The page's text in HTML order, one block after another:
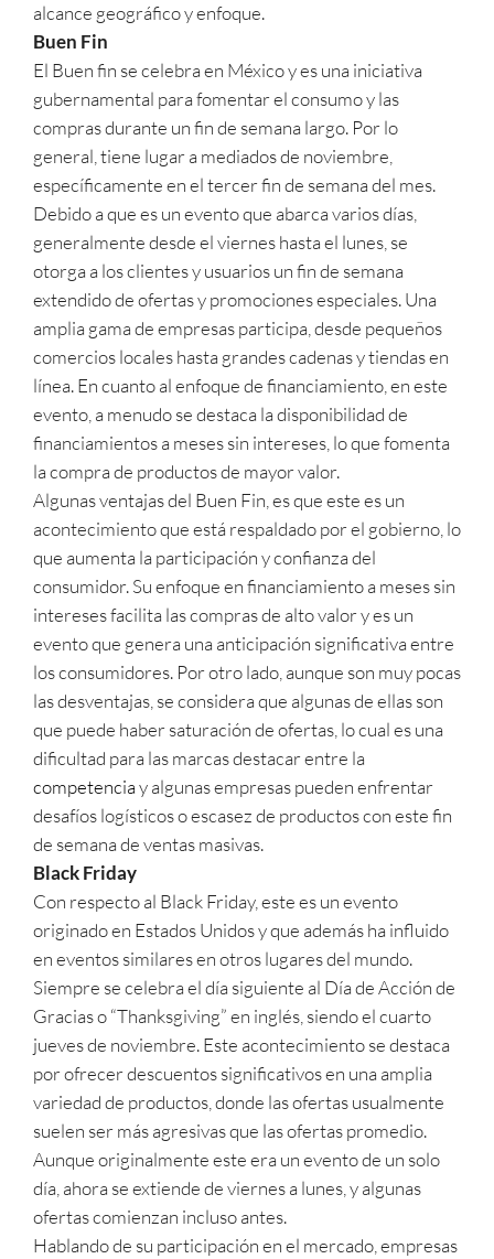
alcance geográfico y enfoque.
Buen Fin
El Buen fin se celebra en México y es una iniciativa
gubernamental para fomentar el consumo y las
compras durante un fin de semana largo. Por lo
general, tiene lugar a mediados de noviembre,
específicamente en el tercer fin de semana del mes.
Debido a que es un evento que abarca varios días,
generalmente desde el viernes hasta el lunes, se
otorga a los clientes y usuarios un fin de semana
extendido de ofertas y promociones especiales. Una
amplia gama de empresas participa, desde pequeños
comercios locales hasta grandes cadenas y tiendas en
línea. En cuanto al enfoque de financiamiento, en este
evento, a menudo se destaca la disponibilidad de
financiamientos a meses sin intereses, lo que fomenta
la compra de productos de mayor valor.
Algunas ventajas del Buen Fin, es que este es un
acontecimiento que está respaldado por el gobierno, lo
que aumenta la participación y confianza del
consumidor. Su enfoque en financiamiento a meses sin
intereses facilita las compras de alto valor y es un
evento que genera una anticipación significativa entre
los consumidores. Por otro lado, aunque son muy pocas
las desventajas, se considera que algunas de ellas son
que puede haber saturación de ofertas, lo cual es una
dificultad para las marcas destacar entre la
competenciay algunas empresas pueden enfrentar
desafíos logísticos o escasez de productos con este fin
de semana de ventas masivas.
Black Friday
Con respecto al Black Friday, este es un evento
originado en Estados Unidos y que además ha influido
en eventos similares en otros lugares del mundo.
Siempre se celebra el día siguiente al Día de Acción de
Gracias o “Thanksgiving” en inglés, siendo el cuarto
jueves de noviembre. Este acontecimiento se destaca
por ofrecer descuentos significativos en una amplia
variedad de productos, donde las ofertas usualmente
suelen ser más agresivas que las ofertas promedio.
Aunque originalmente este era un evento de un solo
día, ahora se extiende de viernes a lunes, y algunas
ofertas comienzan incluso antes.
Hablando de su participación en el mercado, empresas